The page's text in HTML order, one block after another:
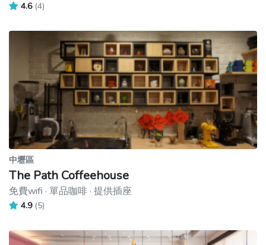
4.6 (4)
中壢區
The Path Coffeehouse
免費wifi · 單品咖啡 · 提供插座
4.9 (5)